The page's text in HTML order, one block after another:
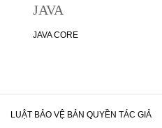
JAVA
JAVA CORE
LUẬT BẢO VỆ BẢN QUYỀN TÁC GIẢ